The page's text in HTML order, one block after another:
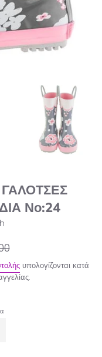
ΓΑΛΟΤΣΕΣ
Νο:24
υπολογίζονται κατά